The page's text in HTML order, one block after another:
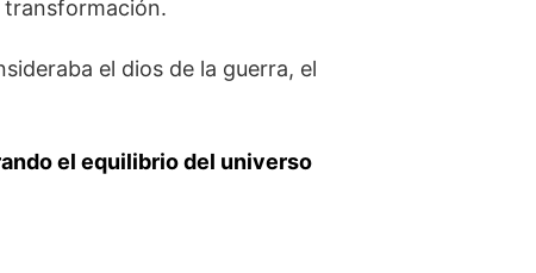
transformación.
el dios de la guerra, el
el equilibrio del universo